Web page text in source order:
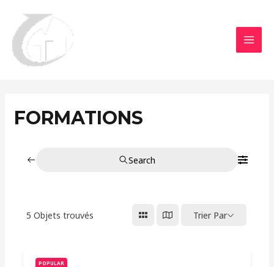
contenu
FORMATIONS
Search
5 Objets trouvés Trier Par
POPULAR